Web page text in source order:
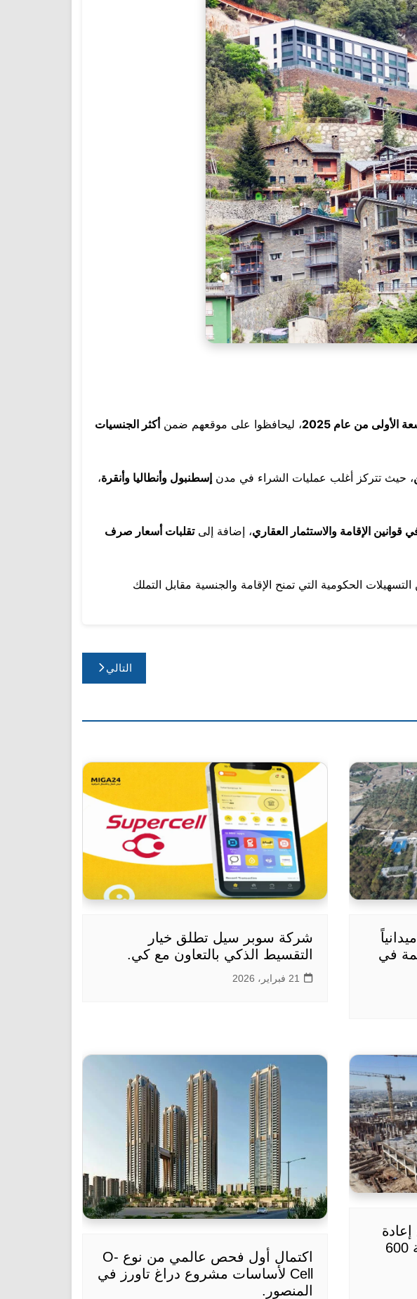
الأولى من عام 2025 ، ليحافظوا على موقعهم ضمنأكثر الجنسيات
، حيث تتركز أغلب عمليات الشراء في مدن إسطنبول وأنطاليا وأنقرة،
قوانين الإقامة والاستثمار العقاري، إضافة إلىتقلبات أسعار صرف
الحكومية التي تمنح الإقامة والجنسية مقابل التملك
التالي
ألف نسمة في
شركة سوبر سيل تطلق خيار
التقسيط الذكي بالتعاون مع كي.
21 فبراير، 2026
بناء مستشفى ابن سينا بسعة 600
اكتمال أول فحص عالمي من نوع O-
Cell لأساسات مشروع دراغ تاورز في
المنصور.